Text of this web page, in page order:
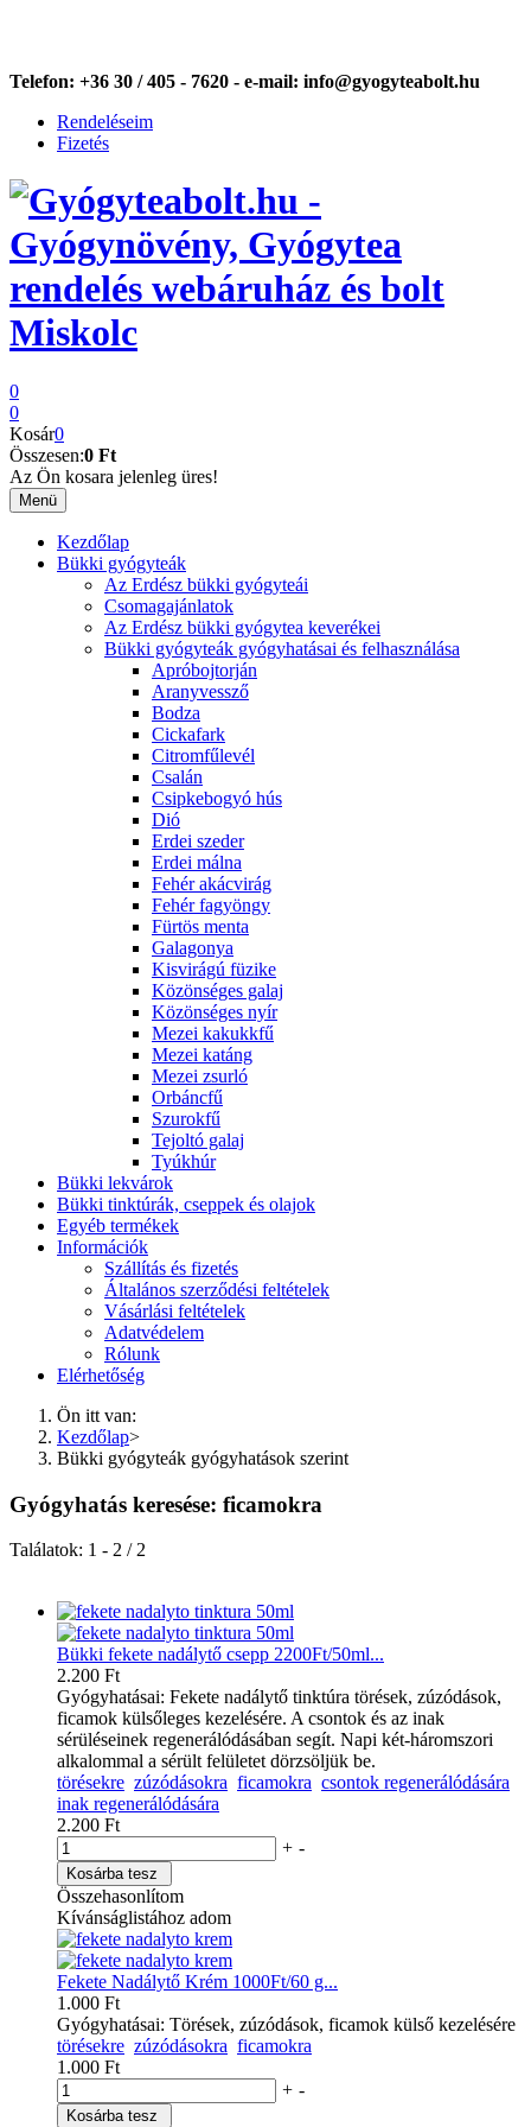
Telefon: +36 30 / 405 - 7620 - e-mail: info@gyogyteabolt.hu
Rendeléseim
Fizetés
0
0
Kosár0
Összesen:0 Ft
Az Ön kosara jelenleg üres!
Menü
Kezdőlap
Bükki gyógyteák
Az Erdész bükki gyógyteái
Csomagajánlatok
Az Erdész bükki gyógytea keverékei
Bükki gyógyteák gyógyhatásai és felhasználása
Apróbojtorján
Aranyvessző
Bodza
Cickafark
Citromfűlevél
Csalán
Csipkebogyó hús
Dió
Erdei szeder
Erdei málna
Fehér akácvirág
Fehér fagyöngy
Fürtös menta
Galagonya
Kisvirágú füzike
Közönséges galaj
Közönséges nyír
Mezei kakukkfű
Mezei katáng
Mezei zsurló
Orbáncfű
Szurokfű
Tejoltó galaj
Tyúkhúr
Bükki lekvárok
Bükki tinktúrák, cseppek és olajok
Egyéb termékek
Információk
Szállítás és fizetés
Általános szerződési feltételek
Vásárlási feltételek
Adatvédelem
Rólunk
Elérhetőség
Ön itt van:
Kezdőlap>
Bükki gyógyteák gyógyhatások szerint
Gyógyhatás keresése: ficamokra
Találatok: 1 - 2 / 2
Bükki fekete nadálytő csepp 2200Ft/50ml...
2.200 Ft
Gyógyhatásai: Fekete nadálytő tinktúra törések, zúzódások,
ficamok külsőleges kezelésére. A csontok és az inak
sérüléseinek regenerálódásában segít. Napi két-háromszori
alkalommal a sérült felületet dörzsöljük be.
törésekre zúzódásokra ficamokra csontok regenerálódására
inak regenerálódására
2.200 Ft
+ -
Kosárba tesz
Összehasonlítom
Kívánságlistához adom
Fekete Nadálytő Krém 1000Ft/60 g...
1.000 Ft
Gyógyhatásai: Törések, zúzódások, ficamok külső kezelésére
törésekre zúzódásokra ficamokra
1.000 Ft
+ -
Kosárba tesz